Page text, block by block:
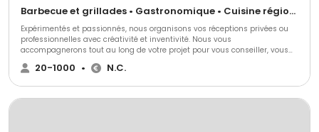
Barbecue et grillades • Gastronomique • Cuisine régionale
Expérimentés et passionnés, nous organisons vos réceptions privées ou
professionnelles avec créativité et inventivité. Nous vous
accompagnerons tout au long de votre projet pour vous conseiller, vous
aider, vous soulager en répondant exactement à toutes vos demandes et
nous nous adapterons à toutes vos exigences.
20-1000 • N.C.